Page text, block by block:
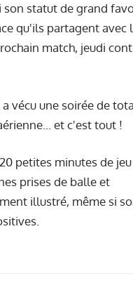
son statut de grand
qu'ils partagent avec
match, jeudi
vécu une soirée de
et c'est tout !
petites minutes de
prises de balle et
illustré, même si